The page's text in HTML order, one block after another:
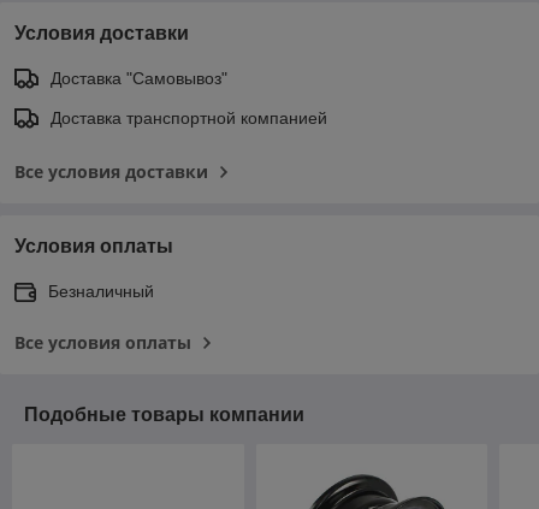
Условия доставки
Доставка "Самовывоз"
Доставка транспортной компанией
Все условия доставки
Условия оплаты
Безналичный
Все условия оплаты
Подобные товары компании